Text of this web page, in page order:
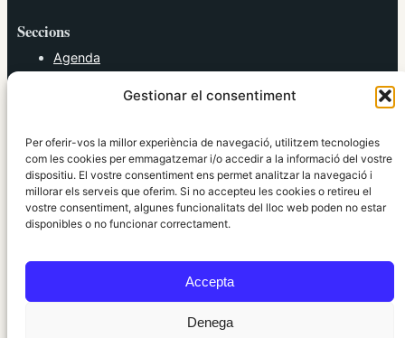
Gestionar el consentiment
Per oferir-vos la millor experiència de navegació, utilitzem tecnologies
com les cookies per emmagatzemar i/o accedir a la informació del vostre
dispositiu. El vostre consentiment ens permet analitzar la navegació i
millorar els serveis que oferim. Si no accepteu les cookies o retireu el
vostre consentiment, algunes funcionalitats del lloc web poden no estar
disponibles o no funcionar correctament.
Accepta
Denega
Seccions
Agenda
Política
Societat
Tendències
elRidaura.com